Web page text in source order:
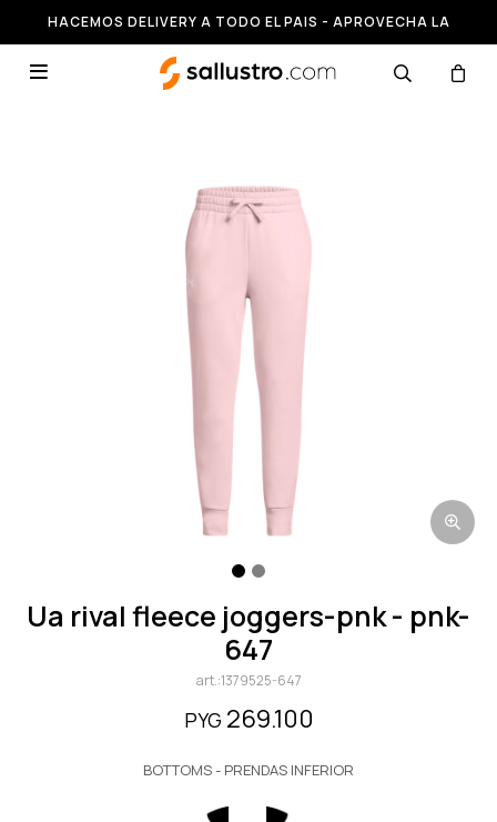
HACEMOS DELIVERY A TODO EL PAIS - APROVECHA LA
RUNNING HASTA 50% OFF

ua rival fleece joggers-pnk - pnk-
647
1379525-647
PYG 269.100
BOTTOMS - PRENDAS INFERIOR